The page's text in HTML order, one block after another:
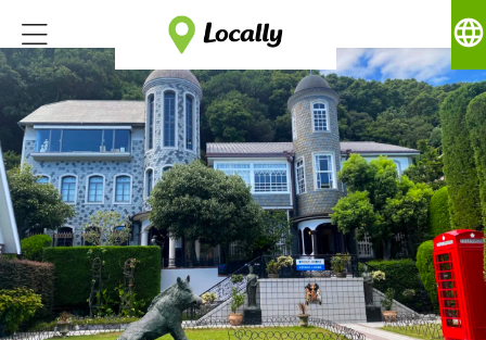
language